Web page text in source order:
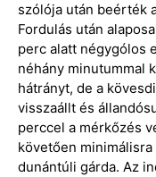
szólója után beérték
Fordulás után
perc alatt négygólos
néhány minutummal
hátrányt, de a
visszaállt és
perccel a mérkőzés
követően
dunántúli gárda. Az